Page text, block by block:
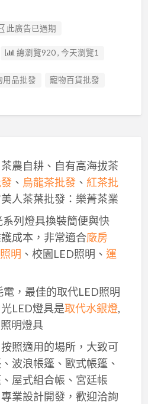
此廣告已過期
總瀏覽920 , 今天瀏覽1
用品批發 寵物百貨批發
農自耕、自有高海拔茶
、 烏龍茶批發、 紅茶批
人茶葉批發：樂菁茶業
列燈具換裝簡便與快
成本，非常適合廠房
明 、校園LED照明、 運
，最佳的取代LED照明
LED燈具是取代水銀燈,
明燈具
照適用的場所，大致可
波浪帳篷、歐式帳篷、
屋式組合帳、宮廷帳
專業設計開發，歡迎洽詢